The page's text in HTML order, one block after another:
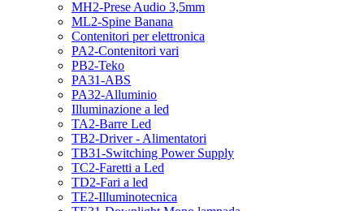
MH2-Prese Audio 3,5mm
ML2-Spine Banana
Contenitori per elettronica
PA2-Contenitori vari
PB2-Teko
PA31-ABS
PA32-Alluminio
Illuminazione a led
TA2-Barre Led
TB2-Driver - Alimentatori
TB31-Switching Power Supply
TC2-Faretti a Led
TD2-Fari a led
TE2-Illuminotecnica